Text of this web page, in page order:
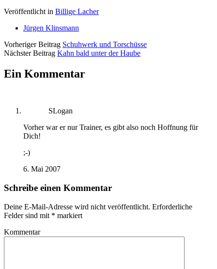
Veröffentlicht in Billige Lacher
Jürgen Klinsmann
Vorheriger Beitrag Schuhwerk und Torschüsse
Nächster Beitrag Kahn bald unter der Haube
Ein Kommentar
SLogan
Vorher war er nur Trainer, es gibt also noch Hoffnung für
Dich!
;-)
6. Mai 2007
Schreibe einen Kommentar
Deine E-Mail-Adresse wird nicht veröffentlicht. Erforderliche
Felder sind mit * markiert
Kommentar